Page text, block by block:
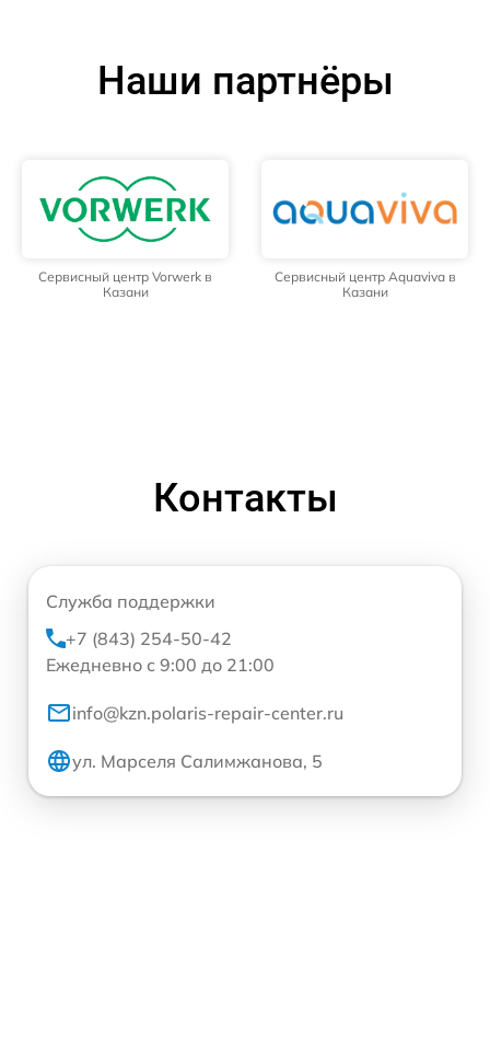
Наши партнёры
Сервисный центр Vorwerk в
Казани
Сервисный центр Aquaviva в
Казани
Контакты
Служба поддержки
+7 (843) 254-50-42
Ежедневно с 9:00 до 21:00
info@kzn.polaris-repair-center.ru
ул. Марселя Салимжанова, 5